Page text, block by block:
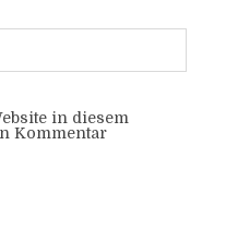
in diesem
Kommentar